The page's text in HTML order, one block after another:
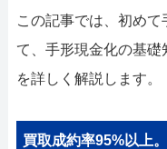
この記事では、初め
て、手形現金化の基
を詳しく解説します。
買取成約率95%以上